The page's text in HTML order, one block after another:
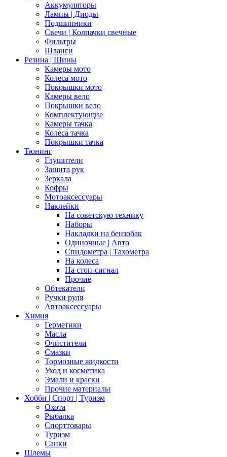
Аккумуляторы
Лампы | Диоды
Подшипники
Свечи | Колпачки свечные
Фильтры
Шланги
Резина | Шины
Камеры мото
Колеса мото
Покрышки мото
Камеры вело
Покрышки вело
Комплектующие
Камеры тачка
Колеса тачка
Покрышки тачка
Тюнинг
Глушители
Защита рук
Зеркала
Кофры
Мотоаксессуары
Наклейки
На советскую технику
Наборы
Накладки на бензобак
Одиночные | Авто
Спидометра | Тахометра
На колеса
На стоп-сигнал
Прочие
Обтекатели
Ручки руля
Автоаксессуары
Химия
Герметики
Масла
Очистители
Смазки
Тормозные жидкости
Уход и косметика
Эмали и краски
Прочие материалы
Хобби | Cпорт | Туризм
Охота
Рыбалка
Спорттовары
Туризм
Санки
Шлемы